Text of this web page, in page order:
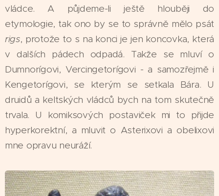
vládce. A půjdeme-li ještě hlouběji do
etymologie, tak ono by se to správně mělo psát
rigs, protože to s na konci je jen koncovka, která
v dalších pádech odpadá. Takže se mluví o
Dumnorígovi, Vercingetorígovi - a samozřejmě i
Kengetorígovi, se kterým se setkala Bára. U
druidů a keltských vládců bych na tom skutečně
trvala. U komiksových postaviček mi to přijde
hyperkorektní, a mluvit o Asterixovi a obelixovi
mne opravu neuráží.